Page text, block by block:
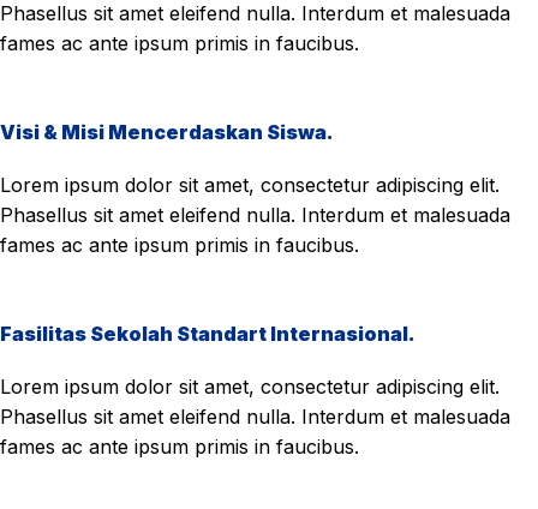
Phasellus sit amet eleifend nulla. Interdum et malesuada
fames ac ante ipsum primis in faucibus.
Visi & Misi Mencerdaskan Siswa.
Lorem ipsum dolor sit amet, consectetur adipiscing elit.
Phasellus sit amet eleifend nulla. Interdum et malesuada
fames ac ante ipsum primis in faucibus.
Fasilitas Sekolah Standart Internasional.
Lorem ipsum dolor sit amet, consectetur adipiscing elit.
Phasellus sit amet eleifend nulla. Interdum et malesuada
fames ac ante ipsum primis in faucibus.